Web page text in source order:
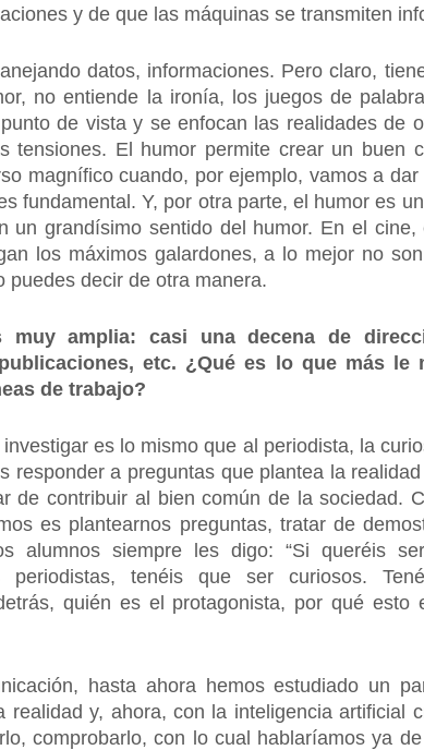
y de que las máquinas se transmiten
datos, informaciones. Pero claro,
no entiende la ironía, los juegos de
de vista y se enfocan las realidades de
tensiones. El humor permite crear un buen
magnífico cuando, por ejemplo, vamos a
fundamental. Y, por otra parte, el humor es
un grandísimo sentido del humor. En el
los máximos galardones, a lo mejor no
puedes decir de otra manera.
muy amplia: casi una decena de
etc. ¿Qué es lo que más le
de trabajo?
es lo mismo que al periodista, la
responder a preguntas que plantea la
de contribuir al bien común de la sociedad.
es plantearnos preguntas, tratar de
alumnos siempre les digo: “Si queréis
tenéis que ser curiosos.
quién es el protagonista, por qué esto
hasta ahora hemos estudiado un
realidad y, ahora, con la inteligencia artificial
comprobarlo, con lo cual hablaríamos ya